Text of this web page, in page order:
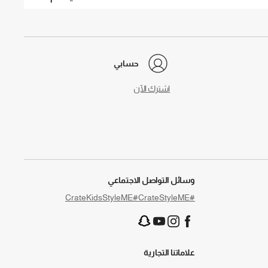
حسابي
اشترك الآن
وسائل التواصل الاجتماعي
#CrateStyleME
#CrateKidsStyleME
علاماتنا التجارية